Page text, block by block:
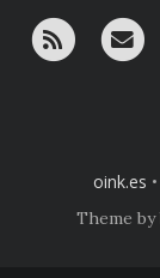
RSS
oink.es •
Theme by